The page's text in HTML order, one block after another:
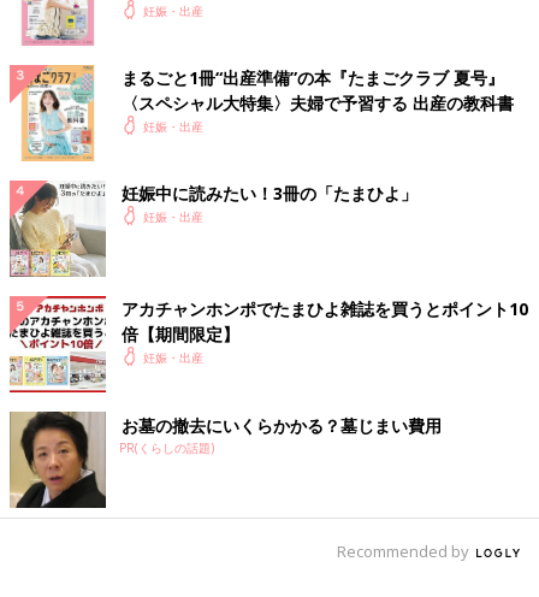
夫、病院に到着(ここからずっと付き添ってくれた)
10:30〜14:00
一緒に陣痛室で耐える(4-5分間隔)。
痛みが来るたび夫に腰さすってもらってた。
呼吸法を意識する。
14:20〜
内診あり、子宮口3cm。
微弱陣痛(この痛みで微弱なの？と思う)とのことで、進みが悪い
から促進剤を少量ずつ打とうという話になる。分娩室にて促進剤
開始。
14:30〜15:30
促進剤効いてくると同時に、今まで経験したことのない激痛。叫
ばないと正気を保っていられなくなる。助産師さんからは「この
くらいの痛みじゃないと産めない」と言われる。
もういっそのこと殺してくれと本気で思う。
赤ちゃんも産みたくないって言ってしまう。
意識が朦朧としてくる。眠気かと思ったが夫いわく気絶しかけて
妊娠・出産
まるごと1冊“出産準備”の本『たまごクラブ 夏号』
〈スペシャル大特集〉夫婦で予習する 出産の教科書
妊娠・出産
妊娠中に読みたい！3冊の「たまひよ」
妊娠・出産
アカチャンホンポでたまひよ雑誌を買うとポイント10
倍【期間限定】
妊娠・出産
お墓の撤去にいくらかかる？墓じまい費用
PR(くらしの話題)
Recommended by